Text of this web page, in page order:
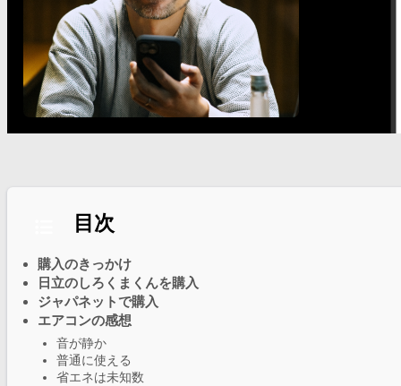
目次
購入のきっかけ
日立のしろくまくんを購入
ジャパネットで購入
エアコンの感想
音が静か
普通に使える
省エネは未知数